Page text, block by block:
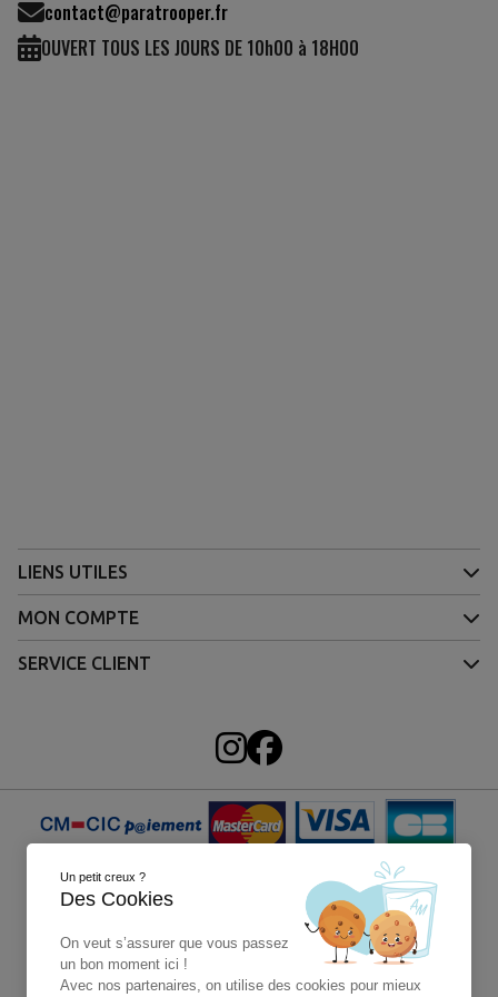
contact@paratrooper.fr
OUVERT TOUS LES JOURS DE 10h00 à 18H00
LIENS UTILES
MON COMPTE
SERVICE CLIENT
Un petit creux ?
Des Cookies
On veut s’assurer que vous passez
un bon moment ici !
Avec nos partenaires, on utilise des cookies pour mieux